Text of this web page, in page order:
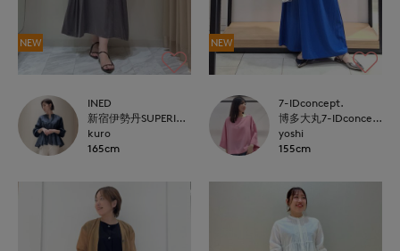
NEW
INED
新宿伊勢丹SUPERIOR CLOSET
kuro
165cm
NEW
7-IDconcept.
博多大丸7-IDconcept.
yoshi
155cm